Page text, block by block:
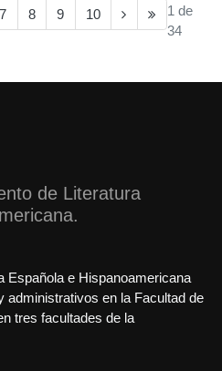
1 de
34
7 8 9 10
de Literatura
Española e Hispanoamericana
administrativos en la Facultad de
tres facultades de la